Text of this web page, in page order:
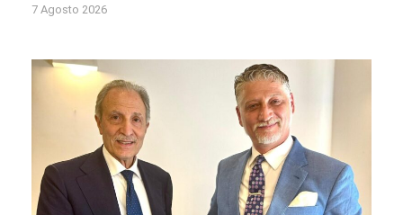
7 Agosto 2026